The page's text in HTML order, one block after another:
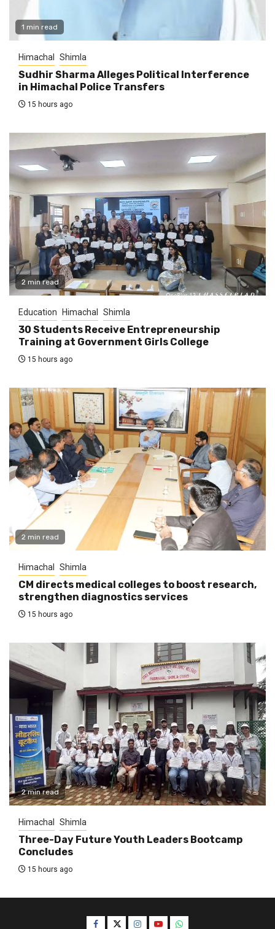
1 min read
Himachal Shimla
Sudhir Sharma Alleges Political Interference
in Himachal Police Transfers
15 hours ago
2 min read
Education Himachal Shimla
30 Students Receive Entrepreneurship
Training at Government Girls College
15 hours ago
2 min read
Himachal Shimla
CM directs medical colleges to boost research,
strengthen diagnostics services
15 hours ago
2 min read
Himachal Shimla
Three-Day Future Youth Leaders Bootcamp
Concludes
15 hours ago
Facebook
TwitterInstagram
YouTubeWhatsApp